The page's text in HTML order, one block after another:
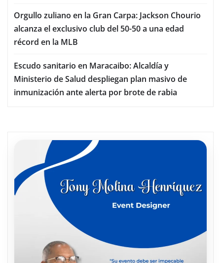
Orgullo zuliano en la Gran Carpa: Jackson Chourio
alcanza el exclusivo club del 50-50 a una edad
récord en la MLB
Escudo sanitario en Maracaibo: Alcaldía y
Ministerio de Salud despliegan plan masivo de
inmunización ante alerta por brote de rabia